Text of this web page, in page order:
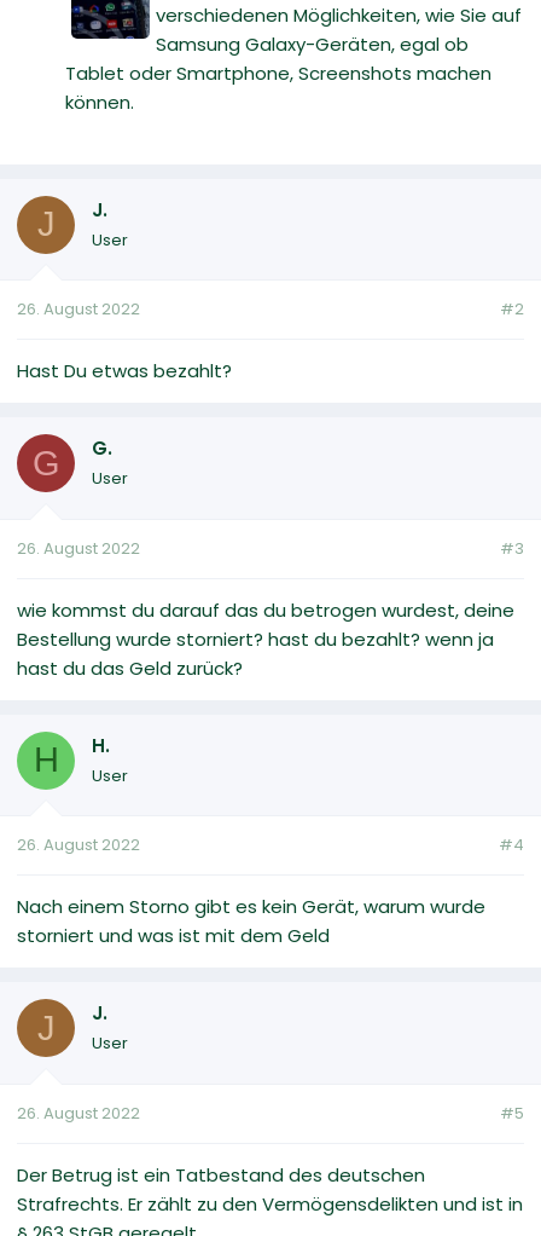
verschiedenen Möglichkeiten, wie Sie auf
Samsung Galaxy-Geräten, egal ob
Tablet oder Smartphone, Screenshots machen
können.
J J.
User
26. August 2022 #2
Hast Du etwas bezahlt?
G G.
User
26. August 2022 #3
wie kommst du darauf das du betrogen wurdest, deine
Bestellung wurde storniert? hast du bezahlt? wenn ja
hast du das Geld zurück?
H H.
User
26. August 2022 #4
Nach einem Storno gibt es kein Gerät, warum wurde
storniert und was ist mit dem Geld
J J.
User
26. August 2022 #5
Der Betrug ist ein Tatbestand des deutschen
Strafrechts. Er zählt zu den Vermögensdelikten und ist in